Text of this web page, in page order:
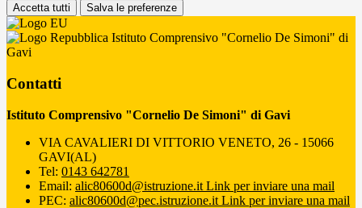
Accetta tutti Salva le preferenze
Istituto Comprensivo "Cornelio De Simoni" di
Gavi
Contatti
Istituto Comprensivo "Cornelio De Simoni" di Gavi
VIA CAVALIERI DI VITTORIO VENETO, 26 - 15066
GAVI(AL)
Tel: 0143 642781
Email: alic80600d@istruzione.it Link per inviare una mail
PEC: alic80600d@pec.istruzione.it Link per inviare una mail